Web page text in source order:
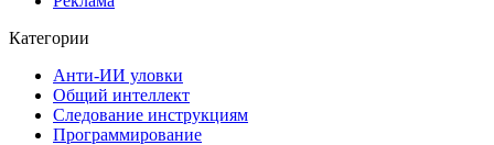
Категории
Анти-ИИ уловки
Общий интеллект
Следование инструкциям
Программирование